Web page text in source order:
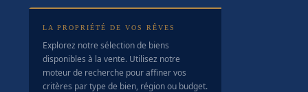
LA PROPRIÉTÉ DE VOS RÊVES
Explorez notre sélection de biens
disponibles à la vente. Utilisez notre
moteur de recherche pour affiner vos
critères par type de bien, région ou budget.